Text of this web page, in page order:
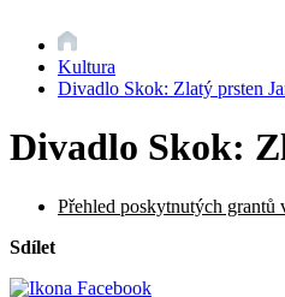
Kultura
Divadlo Skok: Zlatý prsten
Divadlo Skok:
Přehled poskytnutých grantů
Sdílet